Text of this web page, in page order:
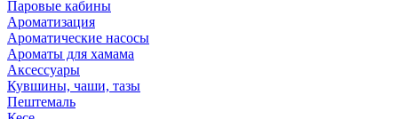
Паровые кабины
Ароматизация
Ароматические насосы
Ароматы для хамама
Аксессуары
Кувшины, чаши, тазы
Пештемаль